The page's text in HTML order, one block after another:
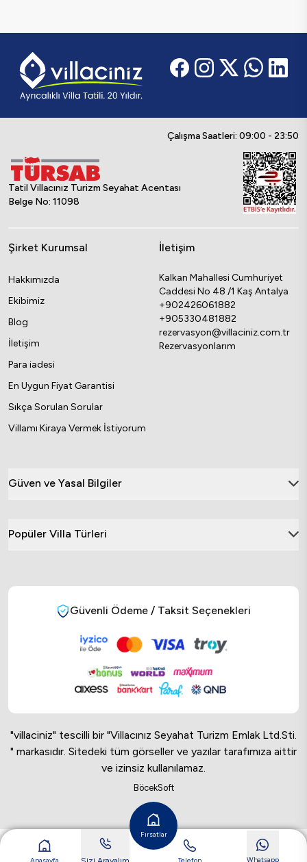
Çalışma Saatleri: 09:00 - 23:50
Tatil Villacınız Turizm Seyahat Acentası
Belge No: 11098
Şirket Kurumsal
Hakkımızda
Ekibimiz
Blog
İletişim
Para iadesi
En Uygun Fiyat Garantisi
Sıkça Sorulan Sorular
Villamı Kiraya Vermek İstiyorum
İletişim
Kalkan Mahallesi Cumhuriyet
Caddesi No 48 /1 Kaş Antalya
+902426061882
+905330481882
rezervasyon@villaciniz.com.tr
Rezervasyonlarım
Güven ve Yasal Bilgiler
Popüler Villa Türleri
Güvenli Ödeme / Taksit Seçenekleri
"villaciniz" tescilli bir "Villacınız Seyahat Turizm Emlak Ltd.Sti.
" markasıdır. Sitedeki tüm görseller ve yazılar tarafımıza aittir
ve izinsiz kullanılamaz.
BöcekSoft
Fırsatlar
Anasayfa Telefon Whatsapp
Online Musteri Temsilcisi
Online Musteri Temsilcisi